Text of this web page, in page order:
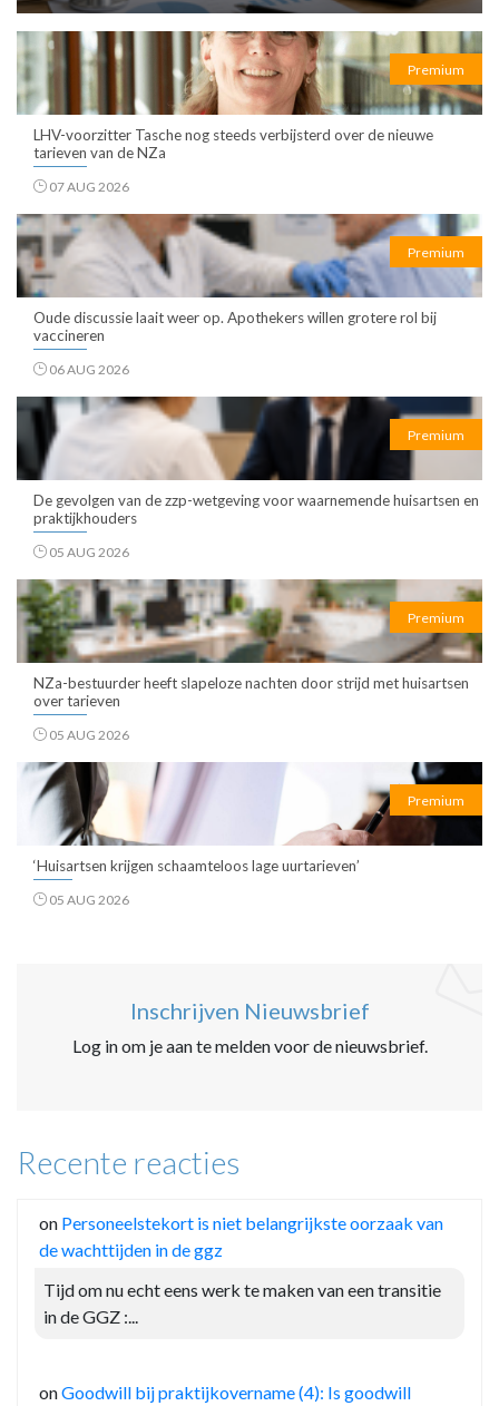
Premium
LHV-voorzitter Tasche nog steeds verbijsterd over de nieuwe
tarieven van de NZa
07 AUG 2026
Premium
Oude discussie laait weer op. Apothekers willen grotere rol bij
vaccineren
06 AUG 2026
Premium
De gevolgen van de zzp-wetgeving voor waarnemende huisartsen en
praktijkhouders
05 AUG 2026
Premium
NZa-bestuurder heeft slapeloze nachten door strijd met huisartsen
over tarieven
05 AUG 2026
Premium
‘Huisartsen krijgen schaamteloos lage uurtarieven’
05 AUG 2026
Inschrijven Nieuwsbrief
Log in om je aan te melden voor de nieuwsbrief.
Recente reacties
on Personeelstekort is niet belangrijkste oorzaak van
de wachttijden in de ggz
Tijd om nu echt eens werk te maken van een transitie
in de GGZ :...
onGoodwill bij praktijkovername (4): Is goodwill